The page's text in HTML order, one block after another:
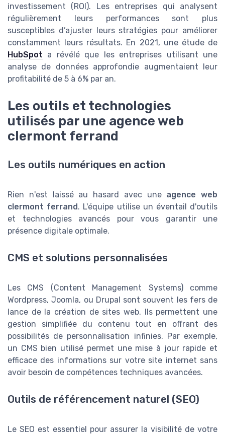
investissement (ROI). Les entreprises qui analysent
régulièrement leurs performances sont plus
susceptibles d’ajuster leurs stratégies pour améliorer
constamment leurs résultats. En 2021, une étude de
HubSpot a révélé que les entreprises utilisant une
analyse de données approfondie augmentaient leur
profitabilité de 5 à 6% par an.
Les outils et technologies
utilisés par une agence web
clermont ferrand
Les outils numériques en action
Rien n'est laissé au hasard avec une agence web
clermont ferrand. L'équipe utilise un éventail d'outils
et technologies avancés pour vous garantir une
présence digitale optimale.
CMS et solutions personnalisées
Les CMS (Content Management Systems) comme
Wordpress, Joomla, ou Drupal sont souvent les fers de
lance de la création de sites web. Ils permettent une
gestion simplifiée du contenu tout en offrant des
possibilités de personnalisation infinies. Par exemple,
un CMS bien utilisé permet une mise à jour rapide et
efficace des informations sur votre site internet sans
avoir besoin de compétences techniques avancées.
Outils de référencement naturel (SEO)
Le SEO est essentiel pour assurer la visibilité de votre